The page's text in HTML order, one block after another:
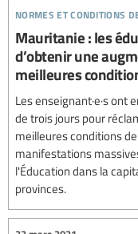
normes et conditions
Mauritanie : les
d’obtenir une
meilleures
Les enseignant·e·s ont
de trois jours pour
meilleures conditions
manifestations
l'Éducation dans la
provinces.